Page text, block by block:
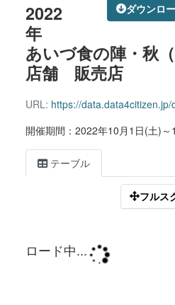
ダウンロ
2022
年
あいづ食の陣・秋
店舗 販売店
URL: https://data.data4citizen.jp/dataset/3442ac2a-24da-491d-9929-4c1a5c4ea10b/resource/
開催期間：2022年10月1日(土)
テーブル
フルス